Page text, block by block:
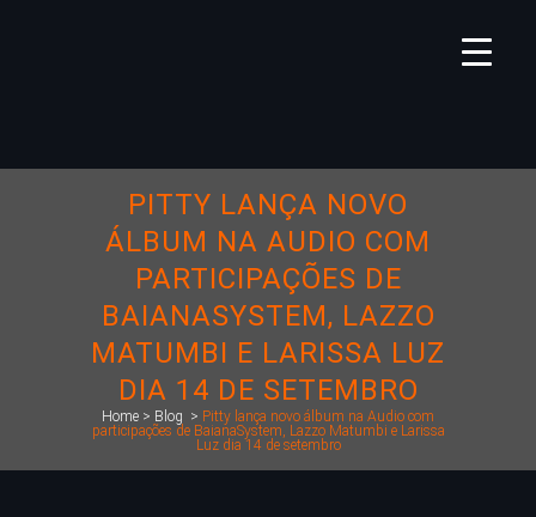
PITTY LANÇA NOVO
ÁLBUM NA AUDIO COM
PARTICIPAÇÕES DE
BAIANASYSTEM, LAZZO
MATUMBI E LARISSA LUZ
DIA 14 DE SETEMBRO
Home > Blog > Pitty lança novo álbum na Audio com
participações de BaianaSystem, Lazzo Matumbi e Larissa
Luz dia 14 de setembro